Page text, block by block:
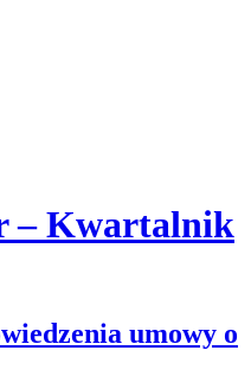
– Kwartalnik
umowy o